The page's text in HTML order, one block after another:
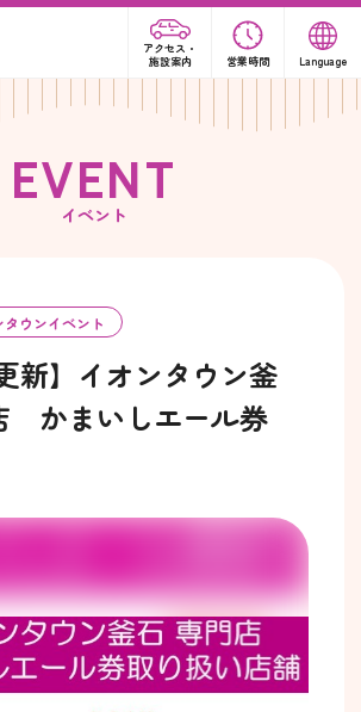
アクセス・
施設案内
営業時間 Language
EVENT
イベント
タウンイベント
更新】イオンタウン釜
かまいしエール券